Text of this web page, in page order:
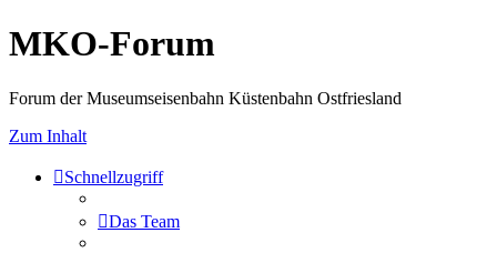
MKO-Forum
Forum der Museumseisenbahn Küstenbahn Ostfriesland
Zum Inhalt
Schnellzugriff
Das Team